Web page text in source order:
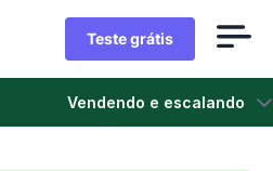
Teste grátis
Vendendo e escalando